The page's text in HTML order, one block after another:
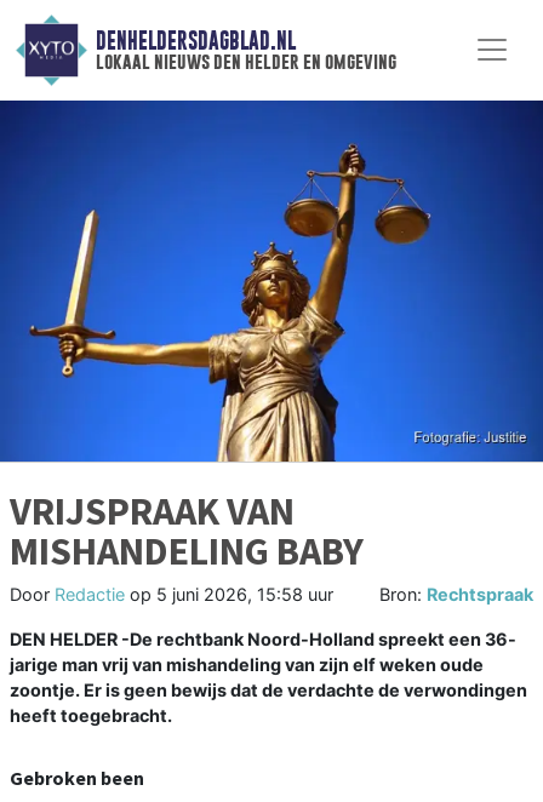
DENHELDERSDAGBLAD.NL
lokaal nieuws den helder en omgeving
VRIJSPRAAK VAN
MISHANDELING BABY
Door Redactie op 5 juni 2026, 15:58 uur Bron: Rechtspraak
DEN HELDER -De rechtbank Noord-Holland spreekt een 36-
jarige man vrij van mishandeling van zijn elf weken oude
zoontje. Er is geen bewijs dat de verdachte de verwondingen
heeft toegebracht.
Gebroken been